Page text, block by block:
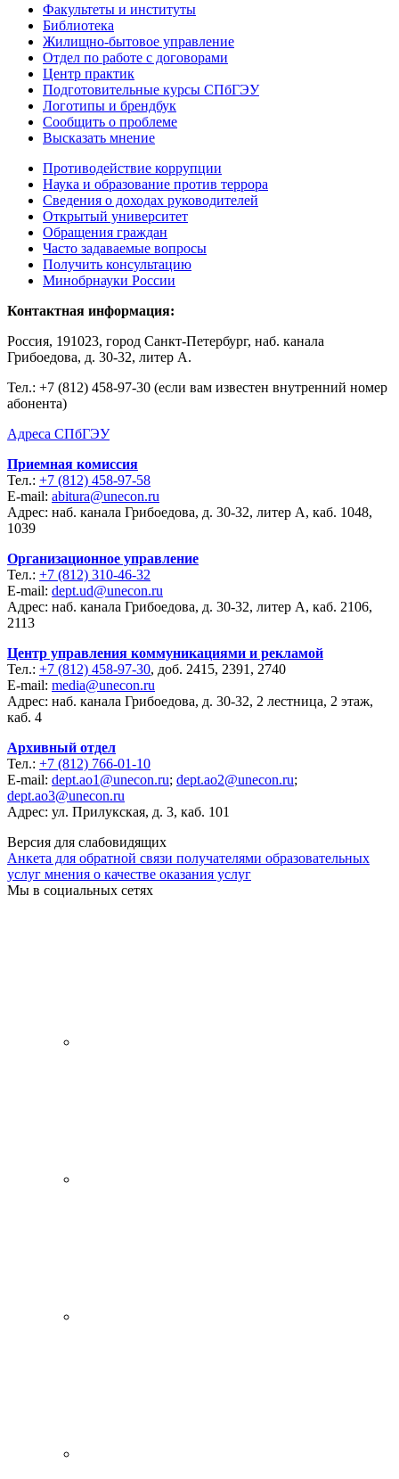
Факультеты и институты
Библиотека
Жилищно-бытовое управление
Отдел по работе с договорами
Центр практик
Подготовительные курсы СПбГЭУ
Логотипы и брендбук
Сообщить о проблеме
Высказать мнение
Противодействие коррупции
Наука и образование против террора
Сведения о доходах руководителей
Открытый университет
Обращения граждан
Часто задаваемые вопросы
Получить консультацию
Минобрнауки России
Контактная информация:
Россия, 191023, город Санкт-Петербург, наб. канала
Грибоедова, д. 30-32, литер А.
Тел.: +7 (812) 458-97-30 (если вам известен внутренний номер
абонента)
Адреса СПбГЭУ
Приемная комиссия
Тел.: +7 (812) 458-97-58
E-mail: abitura@unecon.ru
Адрес: наб. канала Грибоедова, д. 30-32, литер А, каб. 1048,
1039
Организационное управление
Тел.: +7 (812) 310-46-32
E-mail: dept.ud@unecon.ru
Адрес: наб. канала Грибоедова, д. 30-32, литер А, каб. 2106,
2113
Центр управления коммуникациями и рекламой
Тел.: +7 (812) 458-97-30, доб. 2415, 2391, 2740
E-mail: media@unecon.ru
Адрес: наб. канала Грибоедова, д. 30-32, 2 лестница, 2 этаж,
каб. 4
Архивный отдел
Тел.: +7 (812) 766-01-10
E-mail: dept.ao1@unecon.ru; dept.ao2@unecon.ru;
dept.ao3@unecon.ru
Адрес: ул. Прилукская, д. 3, каб. 101
Версия для слабовидящих
Анкета для обратной связи получателями образовательных
услуг мнения о качестве оказания услуг
Мы в социальных сетях